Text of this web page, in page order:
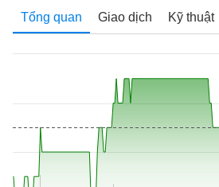
Tổng quan Giao dịch Kỹ thuật
NGHIỆP
SẢN
TÀI
CHÍNH